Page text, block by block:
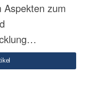
Aspekten zum